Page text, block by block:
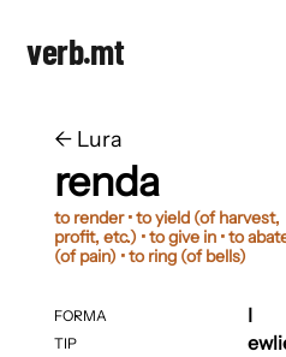
verb.mt
← ​​Lura
renda
to render • to yield (of harvest,
profit, etc.) • to give in • to
(of pain) • to ring (of bells)
FORMA
TIP
I